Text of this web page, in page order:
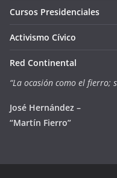
Cursos Presidenciales
Activismo Cívico
Red Continental
“La ocasión como el fierro;
José Hernández –
“Martín Fierro”